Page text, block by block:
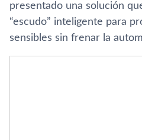
presentado una solución
“escudo” inteligente para
sensibles sin frenar la